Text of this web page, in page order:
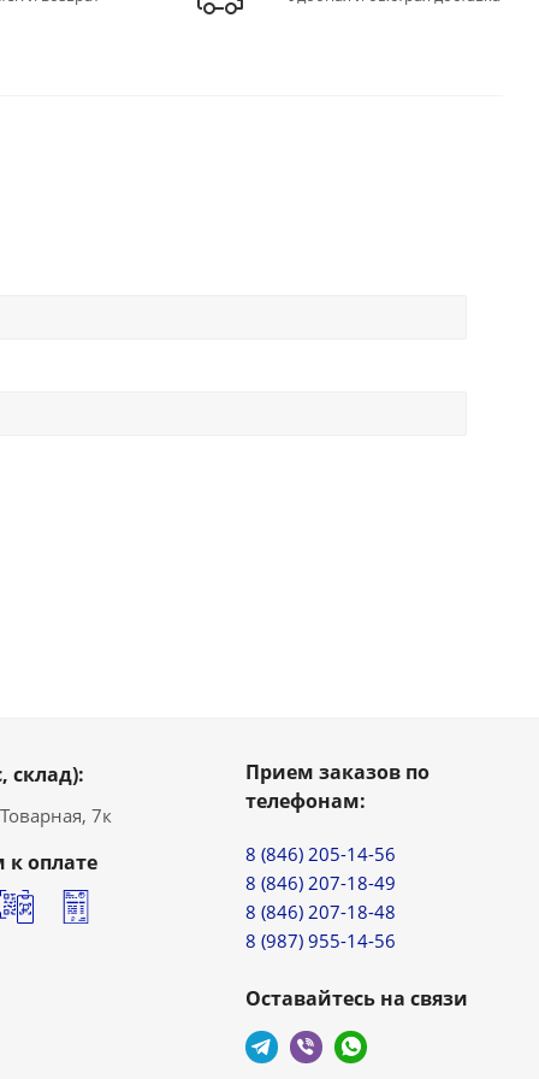
склад):
7к
оплате
Прием заказов по
телефонам:
8 (846) 205-14-56
8 (846) 207-18-49
8 (846) 207-18-48
8 (987) 955-14-56
Оставайтесь на связи